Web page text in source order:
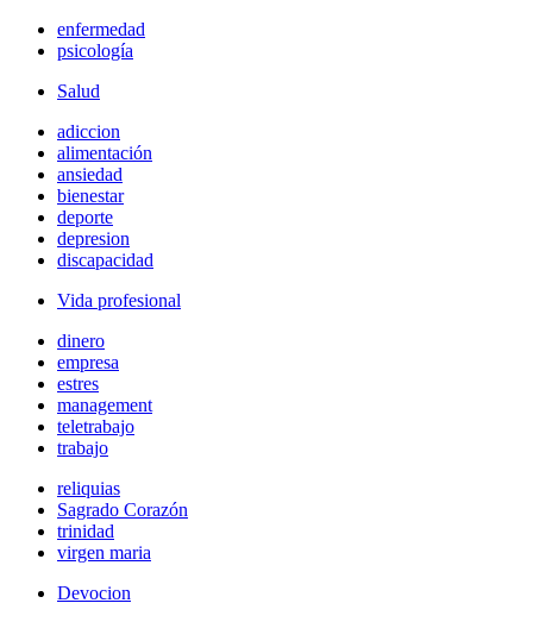
enfermedad
psicología
Salud
adiccion
alimentación
ansiedad
bienestar
deporte
depresion
discapacidad
Vida profesional
dinero
empresa
estres
management
teletrabajo
trabajo
reliquias
Sagrado Corazón
trinidad
virgen maria
Devocion